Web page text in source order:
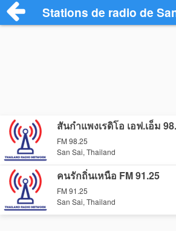
Stations de radio de
สันกำแพงเรดิโอ เอฟ.เอ็ม
FM 98.25
San Sai, Thailand
คนรักถิ่นเหนือ FM 91.25
FM 91.25
San Sai, Thailand